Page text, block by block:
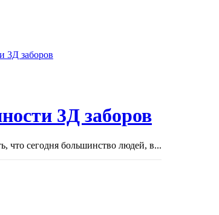
3Д заборов
что сегодня большинство людей, в...